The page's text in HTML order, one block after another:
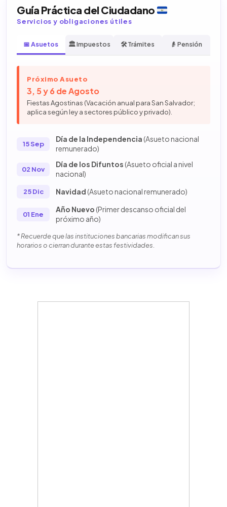
Guía Práctica del Ciudadano
Servicios y obligaciones útiles
📅 Asuetos 🏛️ Impuestos 🛠️ Trámites 👴 Pensión
Próximo Asueto
3, 5 y 6 de Agosto
Fiestas Agostinas (Vacación anual para San Salvador;
aplica según ley a sectores público y privado).
15 Sep
Día de la Independencia(Asueto nacional
remunerado)
02 Nov
Día de los Difuntos(Asueto oficial a nivel
nacional)
25 Dic Navidad(Asueto nacional remunerado)
01 Ene
Año Nuevo(Primer descanso oficial del
próximo año)
* Recuerde que las instituciones bancarias modifican sus
horarios o cierran durante estas festividades.